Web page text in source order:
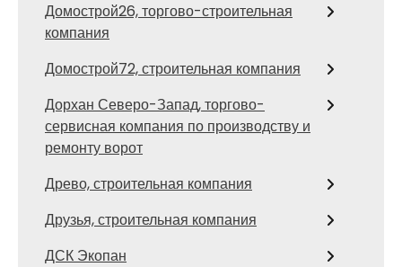
Домострой26, торгово-строительная
компания
Домострой72, строительная компания
Дорхан Северо-Запад, торгово-
сервисная компания по производству и
ремонту ворот
Древо, строительная компания
Друзья, строительная компания
ДСК Экопан